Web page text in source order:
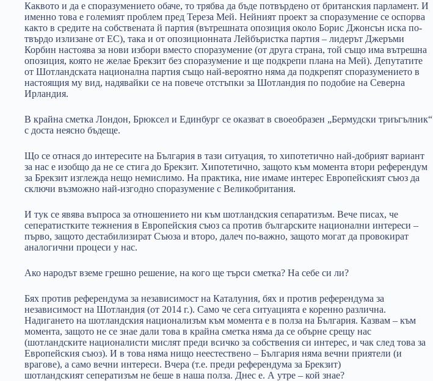
Каквото и да е споразумението обаче, то трябва да бъде потвърдено от британския парламент. И
именно това е големият проблем пред Тереза Мей. Нейният проект за споразумение се оспорва
както в средите на собствената й партия (вътрешната опозиция около Борис Джонсън иска по-
твърдо излизане от ЕС), така и от опозиционната Лейбъристка партия – лидерът Джеръми
Корбин настоява за нови избори вместо споразумение (от друга страна, той също има вътрешна
опозиция, която не желае Брекзит без споразумение и ще подкрепи плана на Мей). Депутатите
от Шотландската национална партия също най-вероятно няма да подкрепят споразумението в
настоящия му вид, надявайки се на повече отстъпки за Шотландия по подобие на Северна
Ирландия.
В крайна сметка Лондон, Брюксел и Единбург се оказват в своеобразен „Бермудски триъгълник“
с доста неясно бъдеще.
Що се отнася до интересите на България в тази ситуация, то хипотетично най-добрият вариант
за нас е изобщо да не се стига до Брекзит. Хипотетично, защото към момента втори референдум
за Брекзит изглежда нещо немислимо. На практика, ние имаме интерес Европейският съюз да
сключи възможно най-изгодно споразумение с Великобритания.
И тук се явява въпроса за отношението ни към шотландския сепаратизъм. Вече писах, че
сеператистките тежнения в Европейския съюз са против българските национални интереси –
първо, защото дестабилизират Съюза и второ, далеч по-важно, защото могат да провокират
аналогични процеси у нас.
Ако народът вземе грешно решение, на кого ще търси сметка? На себе си ли?
Бях против референдума за независимост на Каталуния, бях и против референдума за
независимост на Шотландия (от 2014 г.). Само че сега ситуацията е коренно различна.
Надигането на шотландския национализъм към момента е в полза на България. Казвам – към
момента, защото не се знае дали това в крайна сметка няма да се обърне срещу нас
(шотландските националисти мислят преди всичко за собствения си интерес, и чак след това за
Европейския съюз). И в това няма нищо неестествено – България няма вечни приятели (и
врагове), а само вечни интереси. Вчера (т.е. преди референдума за Брекзит)
шотландският сеператизъм не беше в наша полза. Днес е. А утре – кой знае?